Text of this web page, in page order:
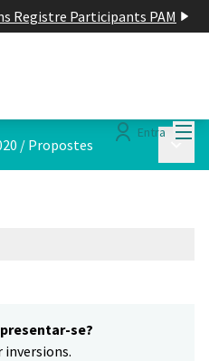
Registre Participants PAM
Entra
/ Propostes
se?
inversions.